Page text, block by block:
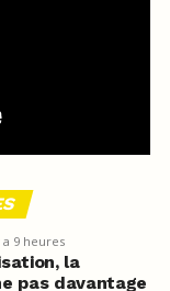
a 9 heures
la
pas davantage